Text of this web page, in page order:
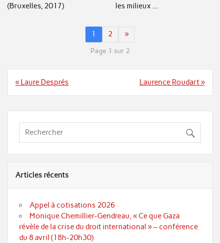
(Bruxelles, 2017) les milieux ...
1 2 »
Page 1 sur 2
Navigation
« Laure Després Laurence Roudart »
Articles récents
Appel à cotisations 2026
Monique Chemillier-Gendreau, « Ce que Gaza
révèle de la crise du droit international » – conférence
du 8 avril (18h-20h30)